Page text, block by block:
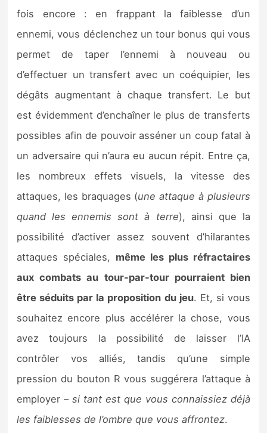
fois encore : en frappant la faiblesse d’un
ennemi, vous déclenchez un tour bonus qui vous
permet de taper l’ennemi à nouveau ou
d’effectuer un transfert avec un coéquipier, les
dégâts augmentant à chaque transfert. Le but
est évidemment d’enchaîner le plus de transferts
possibles afin de pouvoir asséner un coup fatal à
un adversaire qui n’aura eu aucun répit. Entre ça,
les nombreux effets visuels, la vitesse des
attaques, les braquages (une attaque à plusieurs
quand les ennemis sont à terre), ainsi que la
possibilité d’activer assez souvent d’hilarantes
attaques spéciales, même les plus réfractaires
aux combats au tour-par-tour pourraient bien
être séduits par la proposition du jeu. Et, si vous
souhaitez encore plus accélérer la chose, vous
avez toujours la possibilité de laisser l’IA
contrôler vos alliés, tandis qu’une simple
pression du bouton R vous suggérera l’attaque à
employer –si tant est que vous connaissiez déjà
les faiblesses de l’ombre que vous affrontez.